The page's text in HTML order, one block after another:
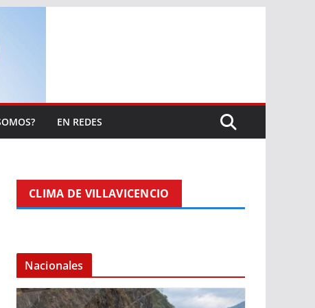
EN REDES
CLIMA DE VILLAVICENCIO
Nacionales